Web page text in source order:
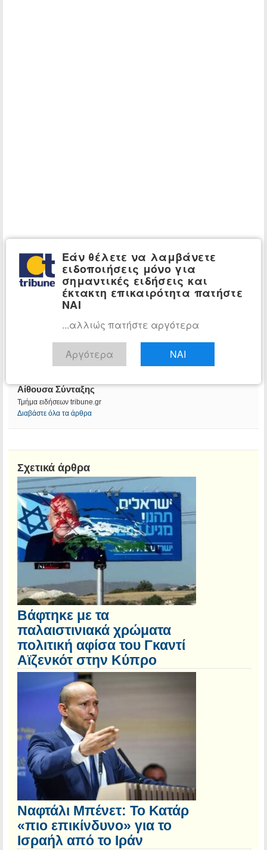
Αίθουσα Σύνταξης
Τμήμα ειδήσεων tribune.gr
Διαβάστε όλα τα άρθρα
Σχετικά άρθρα
Βάφτηκε με τα
παλαιστινιακά χρώματα
πολιτική αφίσα του Γκαντί
Αϊζενκότ στην Κύπρο
Ναφτάλι Μπένετ: Το Κατάρ
«πιο επικίνδυνο» για το
Ισραήλ από το Ιράν
Εάν θέλετε να λαμβάνετε
ειδοποιήσεις μόνο για
σημαντικές ειδήσεις και
έκτακτη επικαιρότητα πατήστε
ΝΑΙ
...αλλιώς πατήστε αργότερα
Αργότερα ΝΑΙ